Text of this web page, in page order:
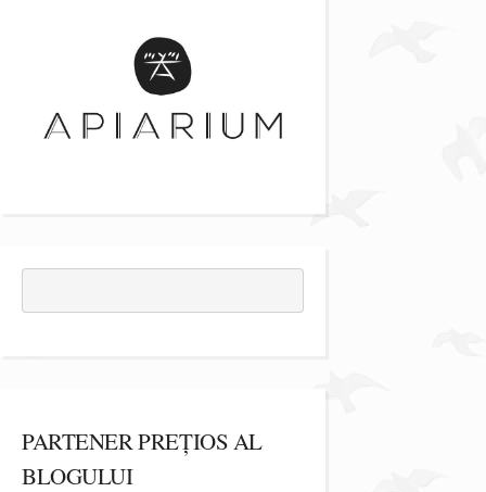
PARTENER PREȚIOS AL
BLOGULUI